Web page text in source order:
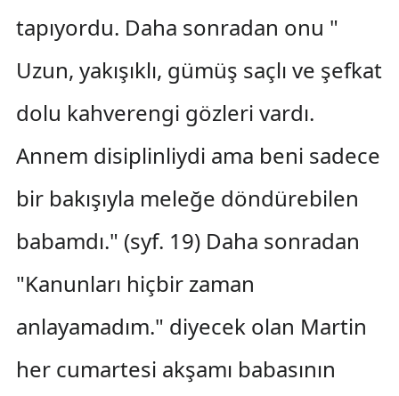
tapıyordu. Daha sonradan onu "
Uzun, yakışıklı, gümüş saçlı ve şefkat
dolu kahverengi gözleri vardı.
Annem disiplinliydi ama beni sadece
bir bakışıyla meleğe döndürebilen
babamdı." (syf. 19) Daha sonradan
"Kanunları hiçbir zaman
anlayamadım." diyecek olan Martin
her cumartesi akşamı babasının